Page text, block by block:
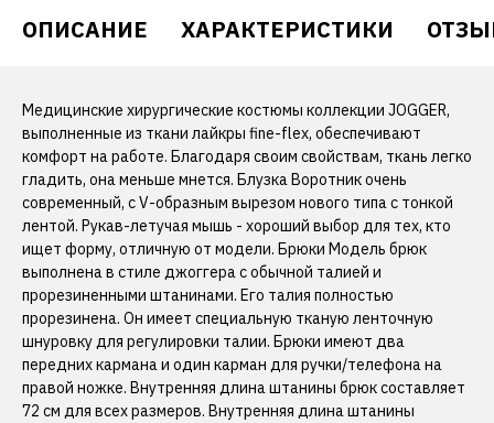
ОПИСАНИЕ ХАРАКТЕРИСТИКИ
Медицинские хирургические костюмы коллекции JOGGER,
выполненные из ткани лайкры fine-flex, обеспечивают
комфорт на работе. Благодаря своим свойствам, ткань легко
гладить, она меньше мнется. Блузка Воротник очень
современный, с V-образным вырезом нового типа с тонкой
лентой. Рукав-летучая мышь - хороший выбор для тех, кто
ищет форму, отличную от модели. Брюки Модель брюк
выполнена в стиле джоггера с обычной талией и
прорезиненными штанинами. Его талия полностью
прорезинена. Он имеет специальную тканую ленточную
шнуровку для регулировки талии. Брюки имеют два
передних кармана и один карман для ручки/телефона на
правой ножке. Внутренняя длина штанины брюк составляет
72 см для всех размеров. Внутренняя длина штанины